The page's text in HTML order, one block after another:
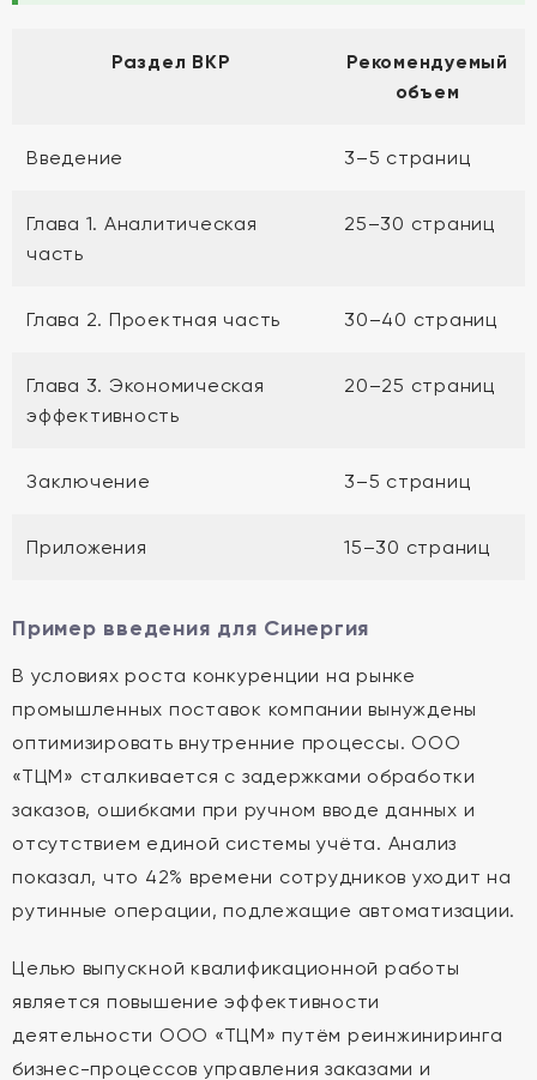
Раздел ВКР
Рекомендуемый
объем
Введение 3–5 страниц
Глава 1. Аналитическая
часть
25–30 страниц
Глава 2. Проектная часть 30–40 страниц
Глава 3. Экономическая
эффективность
20–25 страниц
Заключение 3–5 страниц
Приложения 15–30 страниц
Пример введения для Синергия
В условиях роста конкуренции на рынке
промышленных поставок компании вынуждены
оптимизировать внутренние процессы. ООО
«ТЦМ» сталкивается с задержками обработки
заказов, ошибками при ручном вводе данных и
отсутствием единой системы учёта. Анализ
показал, что 42% времени сотрудников уходит на
рутинные операции, подлежащие автоматизации.
Целью выпускной квалификационной работы
является повышение эффективности
деятельности ООО «ТЦМ» путём реинжиниринга
бизнес-процессов управления заказами и